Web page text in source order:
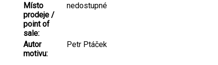
Místo
prodeje /
point of
sale:
nedostupné
Autor
motivu:
Petr Ptáček